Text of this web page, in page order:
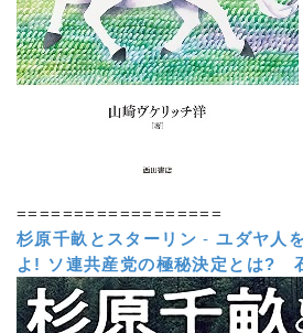
==================
杉原千畝とスターリン -ユダヤ人
よ! ソ連共産党の極秘決定とは?